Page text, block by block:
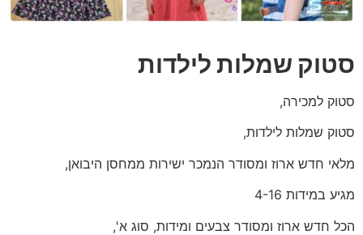
סטוק שמלות לילדות
סטוק למכירה,
סטוק שמלות לילדות,
מלאי חדש ארוז ומסודר הנמכר ישירות ממחסן היבואן,
מגיע במידות 4-16
הכל חדש ארוז ומסודר צבעים ומידות, סוג א',